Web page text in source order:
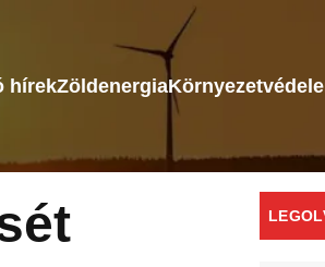
hírekZöldenergia